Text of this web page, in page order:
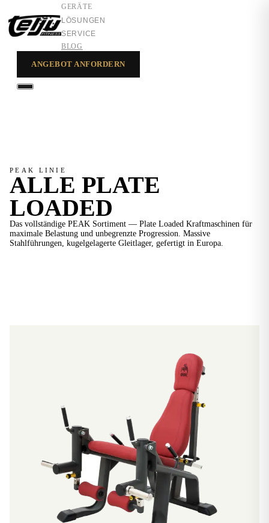
GERÄTE
LÖSUNGEN
SERVICE
BLOG
ANGEBOT ANFORDERN
PEAK LINIE
ALLE PLATE
LOADED
Das vollständige PEAK Sortiment — Plate Loaded Kraftmaschinen für
maximale Belastung und unbegrenzte Progression. Massive
Stahlführungen, kugelgelagerte Gleitlager, gefertigt in Europa.